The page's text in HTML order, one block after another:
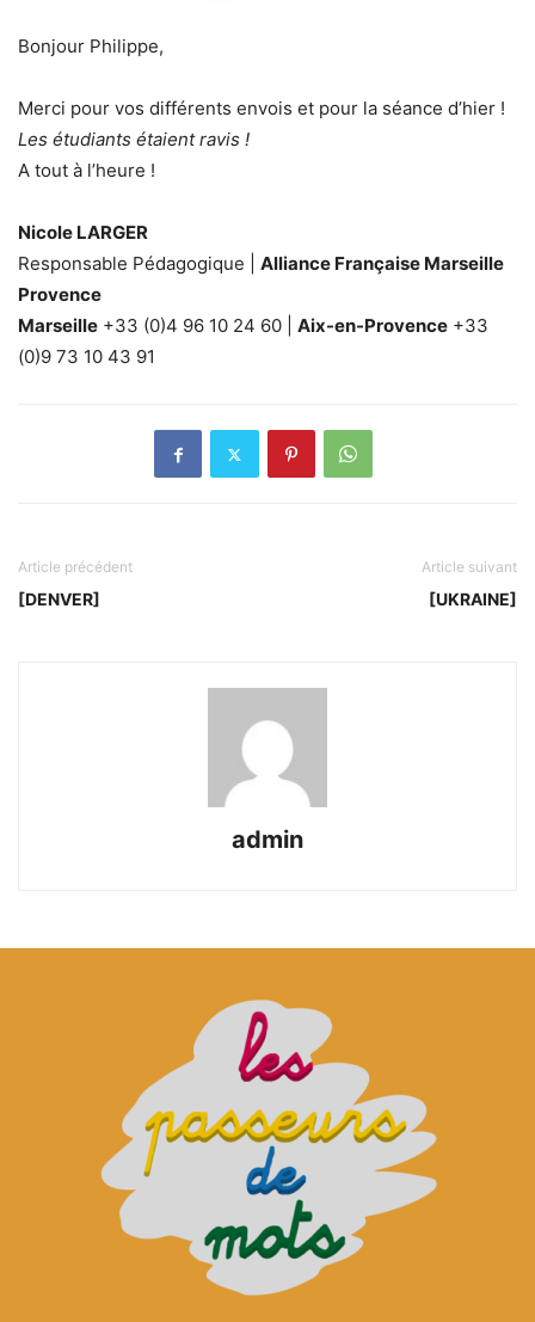
Bonjour Philippe,
Merci pour vos différents envois et pour la séance d’hier !
Les étudiants étaient ravis !
A tout à l’heure !
Nicole LARGER
Responsable Pédagogique | Alliance Française Marseille
Provence
Marseille +33 (0)4 96 10 24 60 | Aix-en-Provence +33
(0)9 73 10 43 91
Article précédent
[DENVER]
Article suivant
[UKRAINE]
admin